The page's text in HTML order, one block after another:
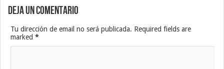
Deja un Comentario
Tu dirección de email no será publicada. Required fields are
marked *